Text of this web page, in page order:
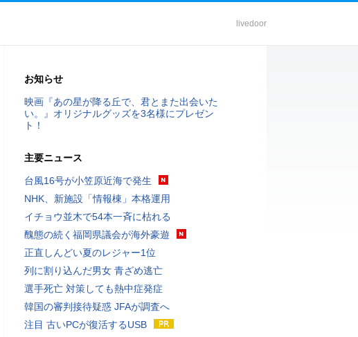
livedoor
お知らせ
映画『あの星が降る丘で、君とまた出会いた
い。』オリジナルグッズを3名様にプレゼン
ト！
主要ニュース
台風16号が小笠原近海で発生
NHK、新施設「情報棟」本格運用
イチョウ並木で54本一斉に枯れる
醜態の続く福岡県議会が海外豪遊
正直しんどい夏のレジャー1位
列に割り込んだ男女 青ざめ逃亡
選手死亡 対策しても熱中症発症
韓国の審判接待疑惑 JFAが調査へ
注目 古いPCが復活するUSB